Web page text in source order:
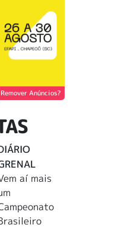
Remover Anúncios?
aí mais